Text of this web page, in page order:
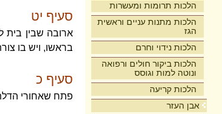
הלכות תרומות ומעשרות
הלכות מתנות עניים וראשית
הגז
הלכות נידוי וחרם
הלכות ביקור חולים ורפואה
ונוטה למות וגוסס
הלכות קריעה
אבן העזר
סעיף יט
ארובה שבין בית
בראשו, ויש בו
סעיף כ
פתח שאחורי